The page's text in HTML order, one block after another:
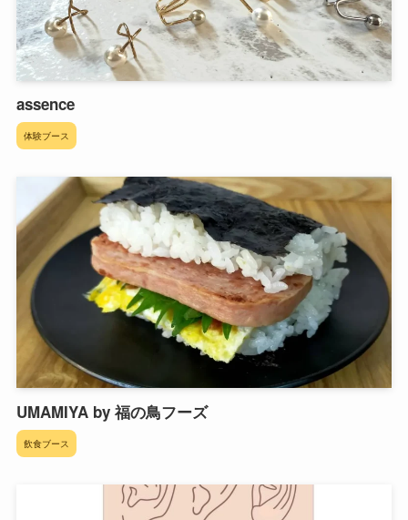
assence
体験ブース
UMAMIYA by 福の鳥フーズ
飲食ブース